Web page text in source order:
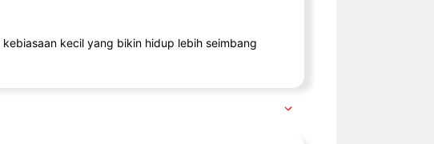
kecil yang bikin hidup lebih seimbang